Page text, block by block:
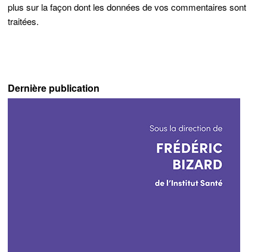
plus sur la façon dont les données de vos commentaires sont
traitées.
Dernière publication